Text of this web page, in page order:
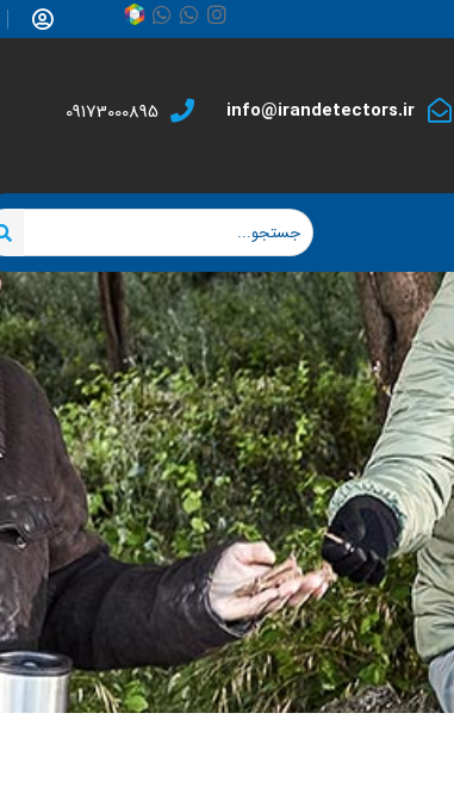
info@irandetectors.ir
09173000895